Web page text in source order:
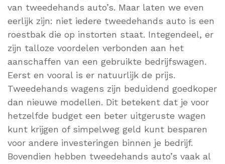
van tweedehands auto’s. Maar laten we even
eerlijk zijn: niet iedere tweedehands auto is een
roestbak die op instorten staat. Integendeel, er
zijn talloze voordelen verbonden aan het
aanschaffen van een gebruikte bedrijfswagen.
Eerst en vooral is er natuurlijk de prijs.
Tweedehands wagens zijn beduidend goedkoper
dan nieuwe modellen. Dit betekent dat je voor
hetzelfde budget een beter uitgeruste wagen
kunt krijgen of simpelweg geld kunt besparen
voor andere investeringen binnen je bedrijf.
Bovendien hebben tweedehands auto’s vaak al